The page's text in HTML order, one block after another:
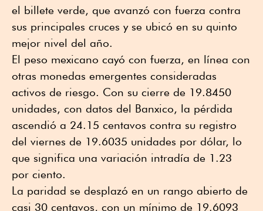
el billete verde, que avanzó con fuerza contra
sus principales cruces y se ubicó en su quinto
mejor nivel del año.
El peso mexicano cayó con fuerza, en línea con
otras monedas emergentes consideradas
activos de riesgo. Con su cierre de 19.8450
unidades, con datos del Banxico, la pérdida
ascendió a 24.15 centavos contra su registro
del viernes de 19.6035 unidades por dólar, lo
que significa una variación intradía de 1.23
por ciento.
La paridad se desplazó en un rango abierto de
casi 30 centavos, con un mínimo de 19.6093